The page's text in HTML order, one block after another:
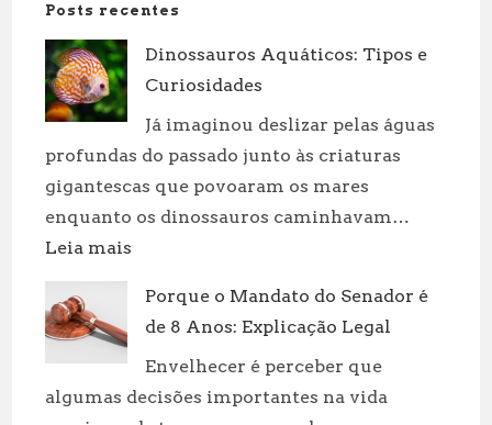
Posts recentes
Dinossauros Aquáticos: Tipos e
Curiosidades
Já imaginou deslizar pelas águas
profundas do passado junto às criaturas
gigantescas que povoaram os mares
enquanto os dinossauros caminhavam…
Leia mais
Aquáticos:
Tipos
Porque o Mandato do Senador é
de 8 Anos: Explicação Legal
Envelhecer é perceber que
algumas decisões importantes na vida